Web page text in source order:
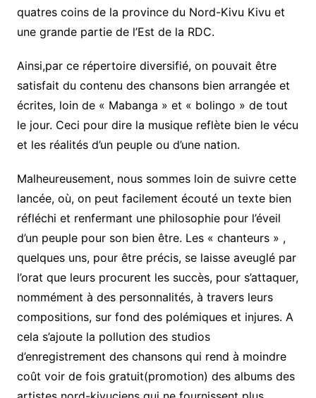
quatres coins de la province du Nord-Kivu Kivu et
une grande partie de l’Est de la RDC.
Ainsi,par ce répertoire diversifié, on pouvait être
satisfait du contenu des chansons bien arrangée et
écrites, loin de « Mabanga » et « bolingo » de tout
le jour. Ceci pour dire la musique reflète bien le vécu
et les réalités d’un peuple ou d’une nation.
Malheureusement, nous sommes loin de suivre cette
lancée, où, on peut facilement écouté un texte bien
réfléchi et renfermant une philosophie pour l’éveil
d’un peuple pour son bien être. Les « chanteurs » ,
quelques uns, pour être précis, se laisse aveuglé par
l’orat que leurs procurent les succès, pour s’attaquer,
nommément à des personnalités, à travers leurs
compositions, sur fond des polémiques et injures. A
cela s’ajoute la pollution des studios
d’enregistrement des chansons qui rend à moindre
coût voir de fois gratuit(promotion) des albums des